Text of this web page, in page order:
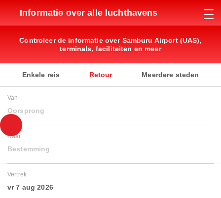
Informatie over alle luchthavens
Controleer de informatie over Samburu Airport (UAS),
terminals, faciliteiten en meer
Enkele reis Retour Meerdere steden
Van
Oorsprong
Naar
Bestemming
Vertrek
vr 7 aug 2026